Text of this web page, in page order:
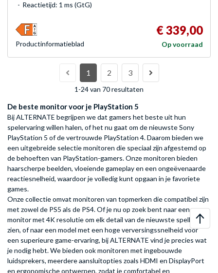
Reactietijd: 1 ms (GtG)
€ 339,00
Op voorraad
Product­informatieblad
1 2 3
1-24 van 70 resultaten
De beste monitor voor je PlayStation 5
Bij ALTERNATE begrijpen we dat gamers het beste uit hun
spelervaring willen halen, of het nu gaat om de nieuwste Sony
PlayStation 5 of de vertrouwde PlayStation 4. Daarom bieden we
een uitgebreide selectie monitoren die speciaal zijn afgestemd op
de behoeften van PlayStation-gamers. Onze monitoren bieden
haarscherpe beelden, vloeiende gameplay en een ongeëvenaarde
reactiesnelheid, waardoor je volledig kunt opgaan in je favoriete
games.
Onze collectie omvat monitoren van topmerken die compatibel zijn
met zowel de PS5 als de PS4. Of je nu op zoek bent naar een
monitor met 4K resolutie om elk detail van de nieuwste spellen te
zien, of naar een model met een hoge verversingssnelheid voor
een superieure game-ervaring, bij ALTERNATE vind je precies wat
je nodig hebt. We bieden ook monitoren met ingebouwde
luidsprekers, meerdere aansluitopties zoals HDMI en DisplayPort
en ergonomische ontwerpen, zodat je comfortabel en